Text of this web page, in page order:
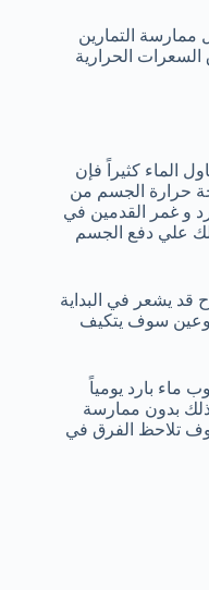
بارد قبل ممارسة التمارين
حرق السعرات الحرارية
الماء كثيراً فإن
حرارة الجسم من
و غمر القدمين في
يعمل ذلك علي دفع الجسم
قد يشعر في البداية
سوف يتكيف
، ينصح الخبراء بتناول بتناول 16 كوب ماء بارد يومياً
و ذلك بدون ممارسة
تلاحظ الفرق في